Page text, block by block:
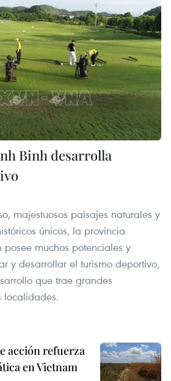
Binh desarrolla
majestuosos paisajes naturales y
únicos, la provincia
muchos potenciales y
y desarrollar el turismo deportivo,
que trae grandes
localidades.
acción refuerza
en Vietnam